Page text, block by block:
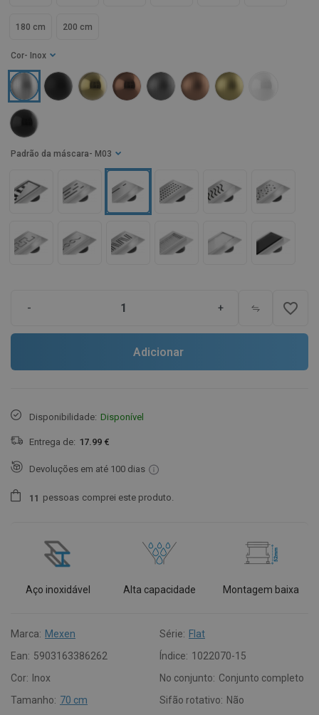
180 cm 200 cm
Cor - Inox
Padrão da máscara - M03
- + favorite_border
Adicionar
Disponibilidade: Disponível
Entrega de: 17.99 €
Devoluções em até 100 dias
1 1 pessoas comprei este produto.
Aço inoxidável Alta capacidade Montagem baixa
Marca: Mexen Série: Flat
Ean: 5903163386262 Índice: 1022070-15
Cor:
Inox No conjunto: Conjunto completo
Tamanho: 70 cm Sifão rotativo: Não